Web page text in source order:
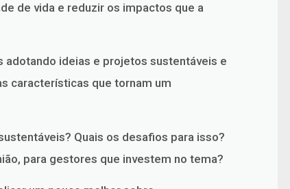
de vida e reduzir os impactos que a
ideias e projetos sustentáveis e
características que tornam um
Quais os desafios para isso?
para gestores que investem no tema?